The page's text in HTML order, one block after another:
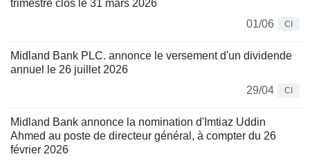
trimestre clos le 31 mars 2026
01/06
CI
Midland Bank PLC. annonce le versement d'un dividende
annuel le 26 juillet 2026
29/04
CI
Midland Bank annonce la nomination d'Imtiaz Uddin
Ahmed au poste de directeur général, à compter du 26
février 2026